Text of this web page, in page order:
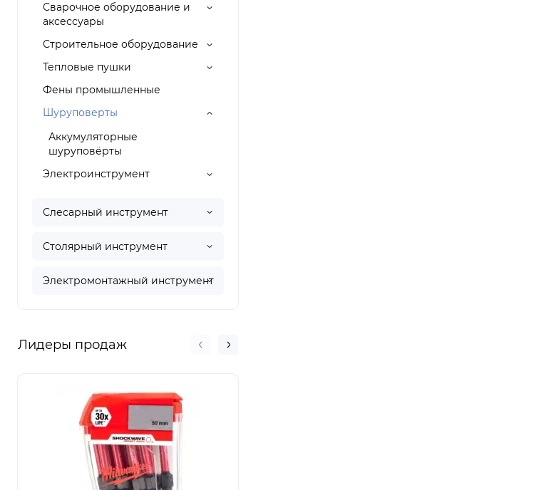
Сварочное оборудование и
аксессуары
Строительное оборудование
Тепловые пушки
Фены промышленные
Шуруповерты
Аккумуляторные
шуруповёрты
Электроинструмент
Слесарный инструмент
Столярный инструмент
Электромонтажный инструмент
Лидеры продаж